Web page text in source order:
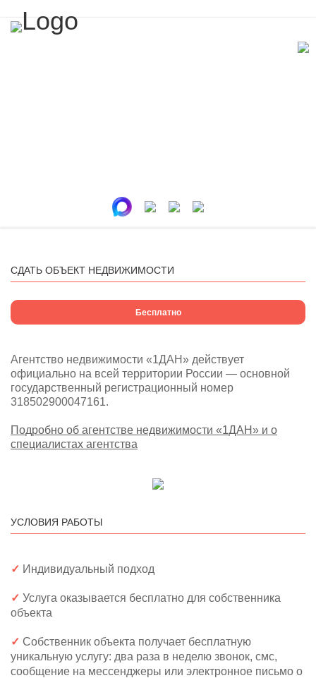
СДАТЬ ОБЪЕКТ НЕДВИЖИМОСТИ
Бесплатно
Агентство недвижимости «1ДАН» действует
официально на всей территории России — основной
государственный регистрационный номер
318502900047161.
Подробно об агентстве недвижимости «1ДАН» и о
специалистах агентства
УСЛОВИЯ РАБОТЫ
✓ Индивидуальный подход
✓ Услуга оказывается бесплатно для собственника
объекта
✓ Собственник объекта получает бесплатную
уникальную услугу: два раза в неделю звонок, смс,
сообщение на мессенджеры или электронное письмо о